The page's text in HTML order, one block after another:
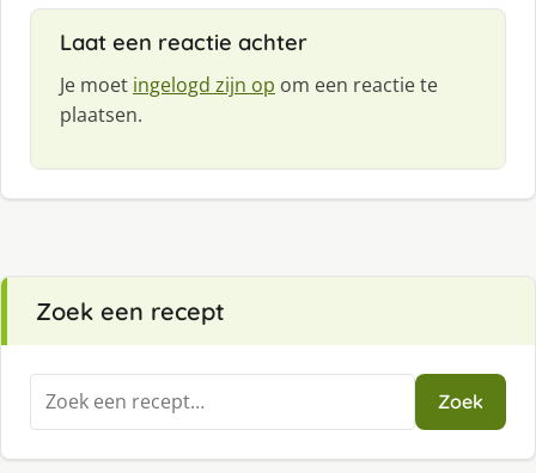
Laat een reactie achter
Je moet ingelogd zijn op om een reactie te
plaatsen.
Zoek een recept
Zoeken
naar:
Zoek